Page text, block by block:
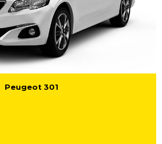
Peugeot 301